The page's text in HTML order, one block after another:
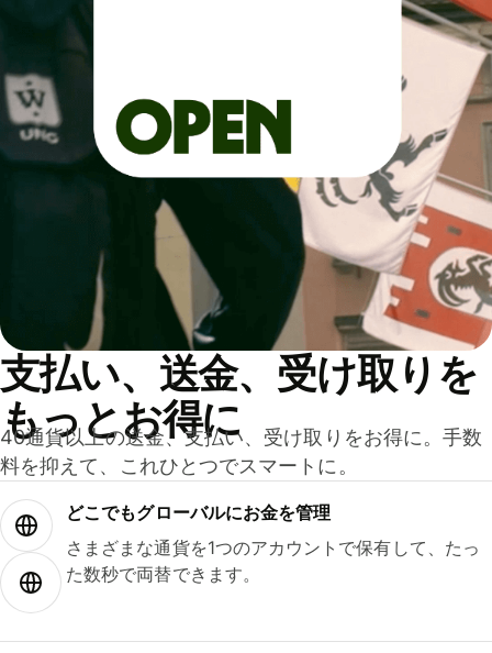
支払い、送金、受け取りを
もっとお得に
40通貨以上の送金、支払い、受け取りをお得に。手数
料を抑えて、これひとつでスマートに。
どこでもグ⁠ロ⁠ー⁠バ⁠ルにお金を管理
さまざまな通貨を1つのアカウントで保有して、たっ
た数秒で両替できます。